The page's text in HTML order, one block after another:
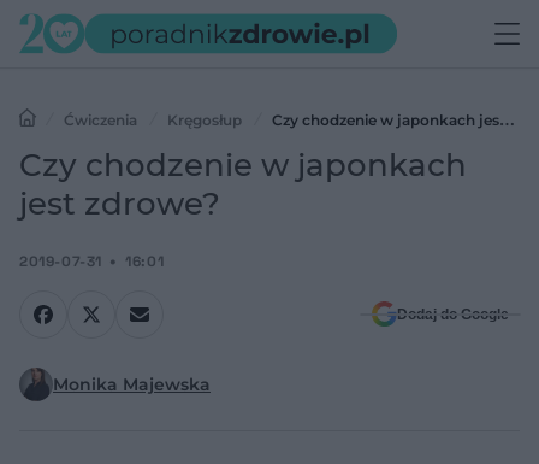
Ćwiczenia Kręgosłup
Czy chodzenie w japonkach jest
zdrowe?
Czy chodzenie w japonkach
jest zdrowe?
2019-07-31 16:01
Dodaj do Google
Monika Majewska